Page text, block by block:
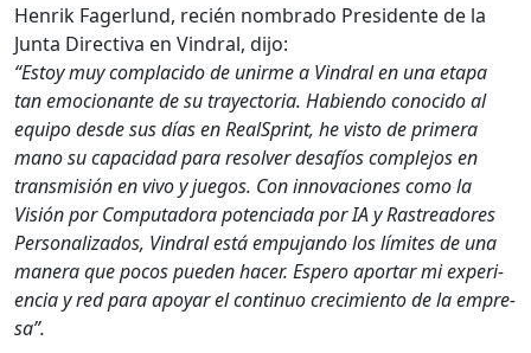
Hen­rik Fager­lund, recién nom­bra­do Pres­i­dente de la
Jun­ta Direc­ti­va en Vin­dral, dijo:
“Estoy muy com­placido de unirme a Vin­dral en una eta­pa
tan emo­cio­nante de su trayec­to­ria. Habi­en­do cono­ci­do al
equipo des­de sus días en Real­Sprint, he vis­to de primera
mano su capaci­dad para resolver desafíos com­ple­jos en
trans­misión en vivo y jue­gos. Con inno­va­ciones como la
Visión por Com­puta­do­ra poten­ci­a­da por IA y Ras­treadores
Per­son­al­iza­dos, Vin­dral está empu­jan­do los límites de una
man­era que pocos pueden hac­er. Espero apor­tar mi expe­ri­
en­cia y red para apo­yar el con­tin­uo crec­imien­to de la empre­
sa”.